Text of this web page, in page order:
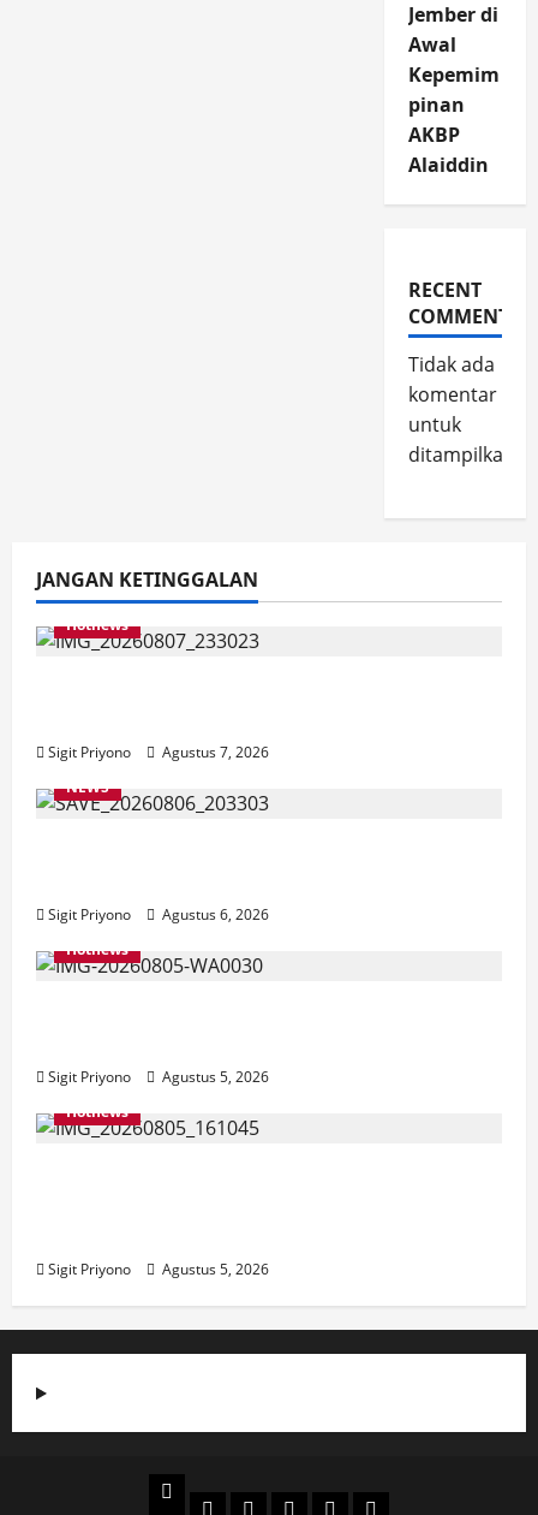
Jember di
Awal
Kepemim
pinan
AKBP
Alaiddin
RECENT
COMMENTS
Tidak ada
komentar
untuk
ditampilkan.
JANGAN KETINGGALAN
Hotnews
Sigit Priyono
Agustus 7, 2026
NEWS
Sigit Priyono
Agustus 6, 2026
Hotnews
Sigit Priyono
Agustus 5, 2026
Hotnews
Sigit Priyono Agustus 5, 2026
Beranda
PolitikOtomotifEkonomiSosialtentang